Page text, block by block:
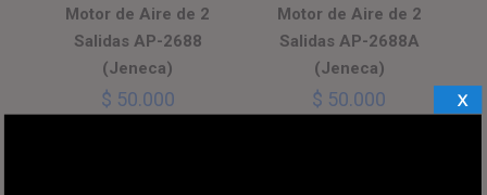
Motor de Aire de 2
Salidas AP-2688
(Jeneca)
$ 50.000
Motor de Aire de 2
Salidas AP-2688A
(Jeneca)
$ 50.000 X